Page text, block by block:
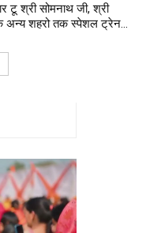
टू श्री सोमनाथ जी, श्री
के अन्य शहरो तक स्पेशल ट्रेन...